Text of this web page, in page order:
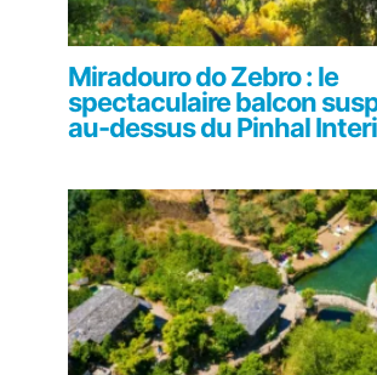
Miradouro do Zebro : le
spectaculaire balcon
au-dessus du Pinhal